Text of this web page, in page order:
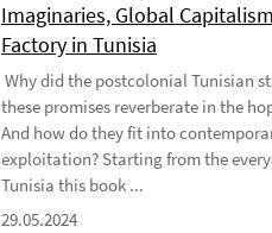
Imaginaries, Global
Factory in Tunisia
Why did the postcolonial Tunisian
these promises reverberate in the
And how do they fit into
exploitation? Starting from the
Tunisia this book ...
29.05.2024